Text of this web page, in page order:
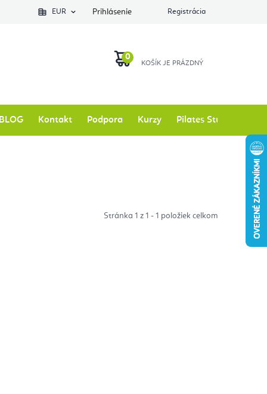
EUR Prihlásenie Registrácia
KOŠÍK
Kontakt Podpora Kurzy Pilates Studio
Stránka 1 z 1 - 1 položiek celkom